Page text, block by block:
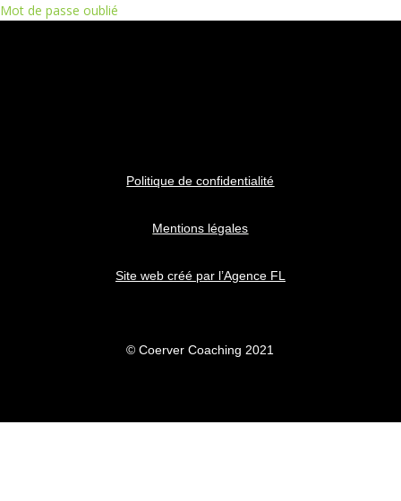
Mot de passe oublié
Politique de confidentialité
Mentions légales
Site web créé par l’Agence FL
© Coerver Coaching 2021